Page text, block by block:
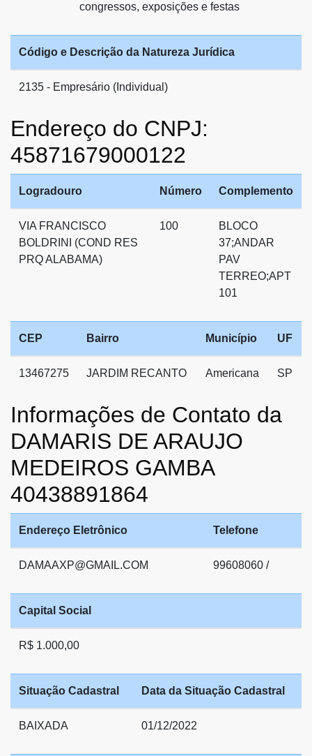
congressos, exposições e festas
Código e Descrição da Natureza Jurídica
2135 - Empresário (Individual)
Endereço do CNPJ:
45871679000122
Logradouro Número Complemento
VIA FRANCISCO
BOLDRINI (COND RES
PRQ ALABAMA)
100
BLOCO
37;ANDAR
PAV
TERREO;APT
101
CEP Bairro Município UF
13467275 JARDIM RECANTO Americana SP
Informações de Contato da
DAMARIS DE ARAUJO
MEDEIROS GAMBA
40438891864
Endereço Eletrônico Telefone
DAMAAXP@GMAIL.COM 99608060 /
Capital Social
R$ 1.000,00
Situação Cadastral Data da Situação Cadastral
BAIXADA 01/12/2022